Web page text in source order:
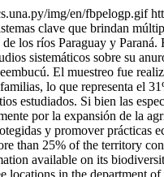
img/en/fbpelogp.gif
clave que brindan
los ríos Paraguay y
sistemáticos sobre su
El muestreo fue
lo que representa el
estudiados. Si bien las
por la expansión de la
y promover prácticas
than 25% of the territory
available on its
in the department